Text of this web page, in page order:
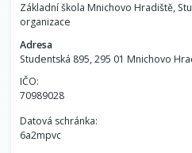
Základní škola Mnichovo Hradiště,
organizace
Adresa
Studentská 895, 295 01 Mnichovo
IČO:
70989028
Datová schránka:
6a2mpvc